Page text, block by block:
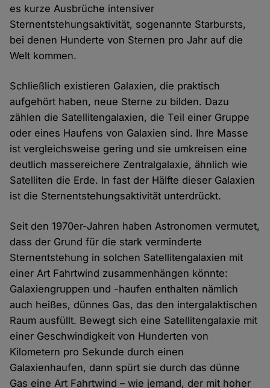
es kurze Ausbrüche intensiver
Sternentstehungsaktivität, sogenannte Starbursts,
bei denen Hunderte von Sternen pro Jahr auf die
Welt kommen.
Schließlich existieren Galaxien, die praktisch
aufgehört haben, neue Sterne zu bilden. Dazu
zählen die Satellitengalaxien, die Teil einer Gruppe
oder eines Haufens von Galaxien sind. Ihre Masse
ist vergleichsweise gering und sie umkreisen eine
deutlich massereichere Zentralgalaxie, ähnlich wie
Satelliten die Erde. In fast der Hälfte dieser Galaxien
ist die Sternentstehungsaktivität unterdrückt.
Seit den 1970er-Jahren haben Astronomen vermutet,
dass der Grund für die stark verminderte
Sternentstehung in solchen Satellitengalaxien mit
einer Art Fahrtwind zusammenhängen könnte:
Galaxiengruppen und -haufen enthalten nämlich
auch heißes, dünnes Gas, das den intergalaktischen
Raum ausfüllt. Bewegt sich eine Satellitengalaxie mit
einer Geschwindigkeit von Hunderten von
Kilometern pro Sekunde durch einen
Galaxienhaufen, dann spürt sie durch das dünne
Gas eine Art Fahrtwind – wie jemand, der mit hoher